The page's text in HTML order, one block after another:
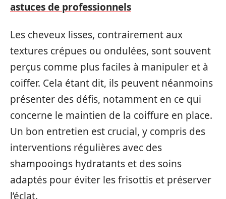
astuces de professionnels
Les cheveux lisses, contrairement aux
textures crépues ou ondulées, sont souvent
perçus comme plus faciles à manipuler et à
coiffer. Cela étant dit, ils peuvent néanmoins
présenter des défis, notamment en ce qui
concerne le maintien de la coiffure en place.
Un bon entretien est crucial, y compris des
interventions régulières avec des
shampooings hydratants et des soins
adaptés pour éviter les frisottis et préserver
l’éclat.